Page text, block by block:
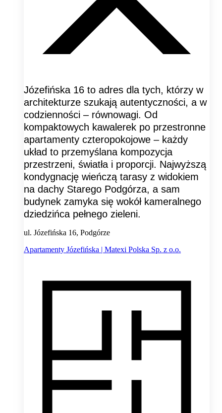
Józefińska 16 to adres dla tych, którzy w
architekturze szukają autentyczności, a w
codzienności – równowagi. Od
kompaktowych kawalerek po przestronne
apartamenty czteropokojowe – każdy
układ to przemyślana kompozycja
przestrzeni, światła i proporcji. Najwyższą
kondygnację wieńczą tarasy z widokiem
na dachy Starego Podgórza, a sam
budynek zamyka się wokół kameralnego
dziedzińca pełnego zieleni.
ul. Józefińska 16, Podgórze
Apartamenty Józefińska | Matexi Polska Sp. z o.o.